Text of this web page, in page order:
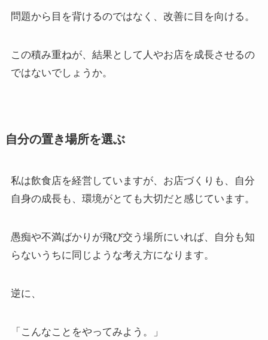
問題から目を背けるのではなく、改善に目を向ける。
この積み重ねが、結果として人やお店を成長させるの
ではないでしょうか。
自分の置き場所を選ぶ
私は飲食店を経営していますが、お店づくりも、自分
自身の成長も、環境がとても大切だと感じています。
愚痴や不満ばかりが飛び交う場所にいれば、自分も知
らないうちに同じような考え方になります。
逆に、
「こんなことをやってみよう。」